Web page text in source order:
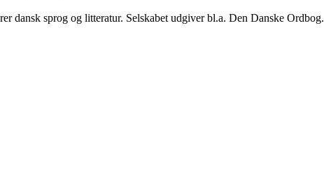
dansk sprog og litteratur. Selskabet udgiver bl.a. Den Danske Ordbog.